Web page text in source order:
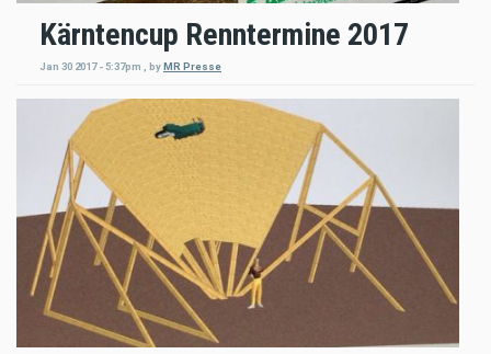
Kärntencup Renntermine 2017
Jan 30 2017 - 5:37pm , by MR Presse